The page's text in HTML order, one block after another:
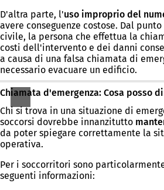
D'altra parte, l'uso improprio del
avere conseguenze costose. Dal
civile, la persona che effettua la
costi dell'intervento e dei danni
a causa di una falsa chiamata di
necessario evacuare un edificio.
Chiamata d'emergenza: Cosa posso
Chi si trova in una situazione di
soccorsi dovrebbe innanzitutto
da poter spiegare correttamente la
operativa.
Per i soccorritori sono
seguenti informazioni: